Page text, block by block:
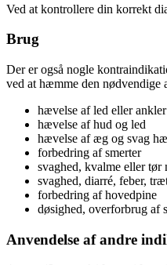
Ved at kontrollere din korrekt
Brug
Der er også nogle
ved at hæmme den nødvendige
hævelse af led eller ankler
hævelse af hud og led
hævelse af æg og svag
forbedring af smerter
svaghed, kvalme eller tør
svaghed, diarré, feber,
forbedring af hovedpine
døsighed, overforbrug af
Anvendelse af andre